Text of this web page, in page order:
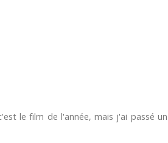
le film de l'année, mais j'ai passé un